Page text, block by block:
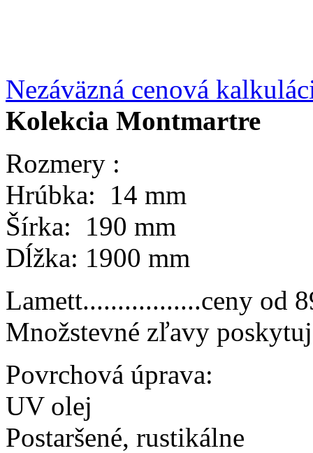
Nezáväzná cenová
Kolekcia Montmartre
Rozmery :
Hrúbka: 14 mm
Šírka: 190 mm
Dĺžka: 1900 mm
Lamett.................ceny od
Množstevné zľavy
Povrchová úprava:
UV olej
Postaršené, rustikálne